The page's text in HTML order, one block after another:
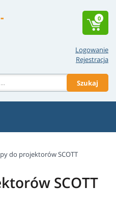
Logowanie
Rejestracja
Szukaj
0
do projektorów SCOTT
SCOTT